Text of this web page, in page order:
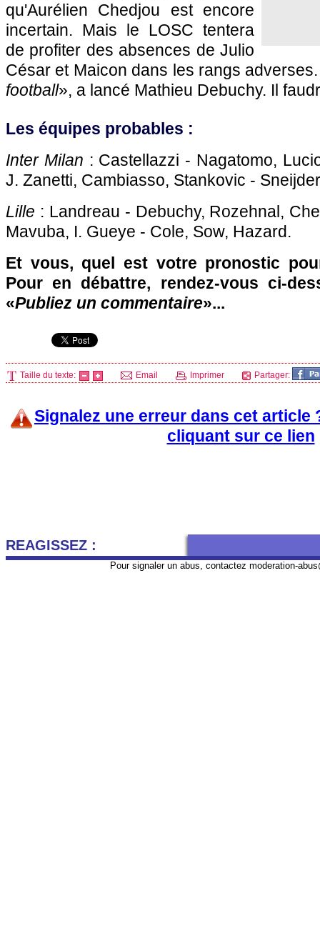
qu'Aurélien Chedjou est encore
incertain. Mais le LOSC tentera
de profiter des absences de Julio
César et Maicon dans les rangs
football», a lancé Mathieu Debuchy. Il
Les équipes probables :
Inter Milan : Castellazzi - Nagatomo,
J. Zanetti, Cambiasso, Stankovic -
Lille : Landreau - Debuchy, Rozehnal,
Mavuba, I. Gueye - Cole, Sow, Hazard.
Et vous, quel est votre pronostic
Pour en débattre, rendez-vous ci-
«Publiez un commentaire»...
Taille du texte: Email Imprimer Partager:
Signalez une erreur dans cet article
cliquant sur ce lien
REAGISSEZ :
Pour signaler un abus, contactez moderation-